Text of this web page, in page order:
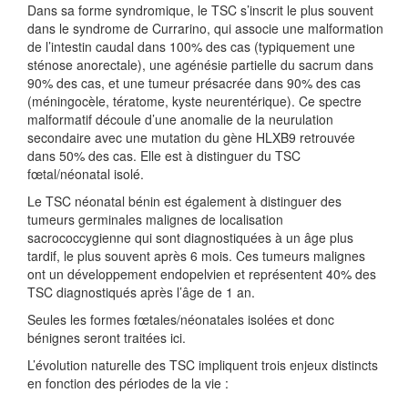
Dans sa forme syndromique, le TSC s’inscrit le plus souvent
dans le syndrome de Currarino, qui associe une malformation
de l’intestin caudal dans 100% des cas (typiquement une
sténose anorectale), une agénésie partielle du sacrum dans
90% des cas, et une tumeur présacrée dans 90% des cas
(méningocèle, tératome, kyste neurentérique). Ce spectre
malformatif découle d’une anomalie de la neurulation
secondaire avec une mutation du gène HLXB9 retrouvée
dans 50% des cas. Elle est à distinguer du TSC
fœtal/néonatal isolé.
Le TSC néonatal bénin est également à distinguer des
tumeurs germinales malignes de localisation
sacrococcygienne qui sont diagnostiquées à un âge plus
tardif, le plus souvent après 6 mois. Ces tumeurs malignes
ont un développement endopelvien et représentent 40% des
TSC diagnostiqués après l’âge de 1 an.
Seules les formes fœtales/néonatales isolées et donc
bénignes seront traitées ici.
L’évolution naturelle des TSC impliquent trois enjeux distincts
en fonction des périodes de la vie :